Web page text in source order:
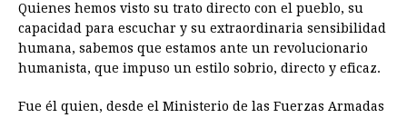
Quienes hemos visto su trato directo con el pueblo, su
capacidad para escuchar y su extraordinaria sensibilidad
humana, sabemos que estamos ante un revolucionario
humanista, que impuso un estilo sobrio, directo y eficaz.
Fue él quien, desde el Ministerio de las Fuerzas Armadas